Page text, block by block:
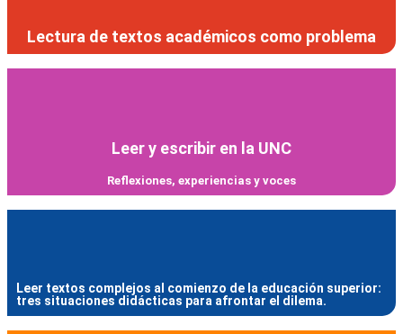
Lectura de textos académicos como problema
Leer y escribir en la UNC
Reflexiones, experiencias y voces
Leer textos complejos al comienzo de la educación superior:
tres situaciones didácticas para afrontar el dilema.